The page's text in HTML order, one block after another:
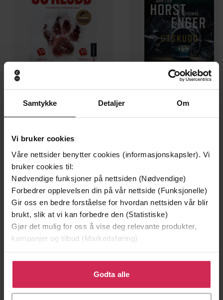
Samtykke Detaljer Om
Vi bruker cookies
Våre nettsider benytter cookies (informasjonskapsler). Vi
bruker cookies til:
Nødvendige funksjoner på nettsiden (Nødvendige)
Forbedrer opplevelsen din på vår nettside (Funksjonelle)
Gir oss en bedre forståelse for hvordan nettsiden vår blir
brukt, slik at vi kan forbedre den (Statistiske)
Gjør det mulig for oss å vise deg relevante produkter,
kampanjer og tilbud (Markedsføring)
Klikk på «Godta alle» for å gi oss ditt samtykke til å
bruke cookies for alle disse formålene. Du kan også
tilpasse ditt samtykke til spesifikke formål ved å klikke
Godta alle
199,-
Jo Nesbø
EBOK EBOK
Forfattere Helen Durrant (forfatter), Roger Ødegaard
(oversetter),Mads Henning Skar-
Jørgensen(innleser)
12.06.2025
Lengde 6:49